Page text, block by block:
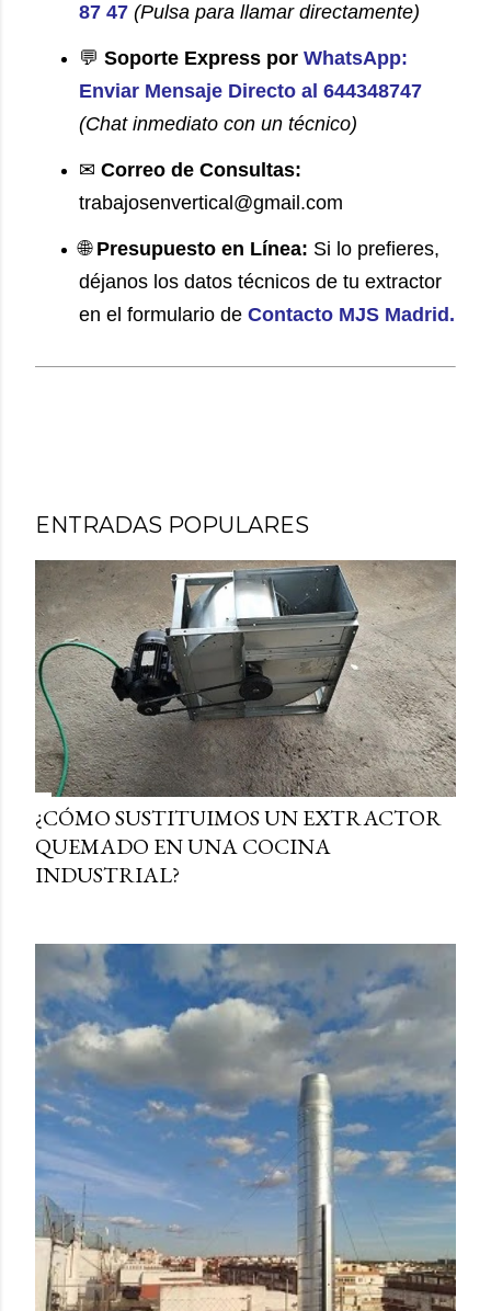
87 47 (Pulsa para llamar directamente)
💬 Soporte Express por WhatsApp:
Enviar Mensaje Directo al 644348747
(Chat inmediato con un técnico)
✉ Correo de Consultas:
trabajosenvertical@gmail.com
🌐 Presupuesto en Línea: Si lo prefieres,
déjanos los datos técnicos de tu extractor
en el formulario de Contacto MJS Madrid .
ENTRADAS POPULARES
¿CÓMO SUSTITUIMOS UN EXTRACTOR
QUEMADO EN UNA COCINA
INDUSTRIAL?